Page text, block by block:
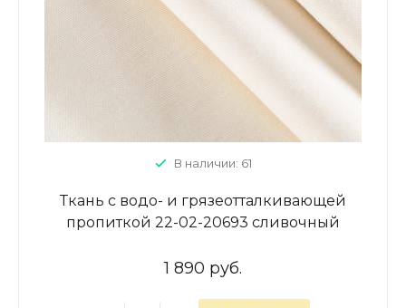
В наличии: 61
Ткань с водо- и грязеотталкивающей
пропиткой 22-02-20693 сливочный
1 890 руб.